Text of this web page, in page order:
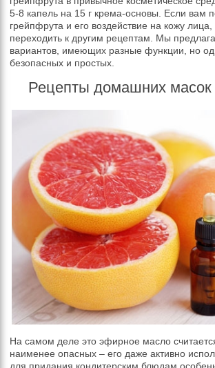
5-8 капель на 15 г крема-основы. Если вам
грейпфрута и его воздействие на кожу
переходить к другим рецептам. Мы
вариантов, имеющих разные функции, но
безопасных и простых.
Рецепты домашних
На самом деле это эфирное масло
наименее опасных – его даже активно